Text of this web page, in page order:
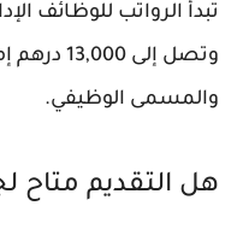
وتصل إلى
والمسمى الوظيفي.
هل التقديم متاح